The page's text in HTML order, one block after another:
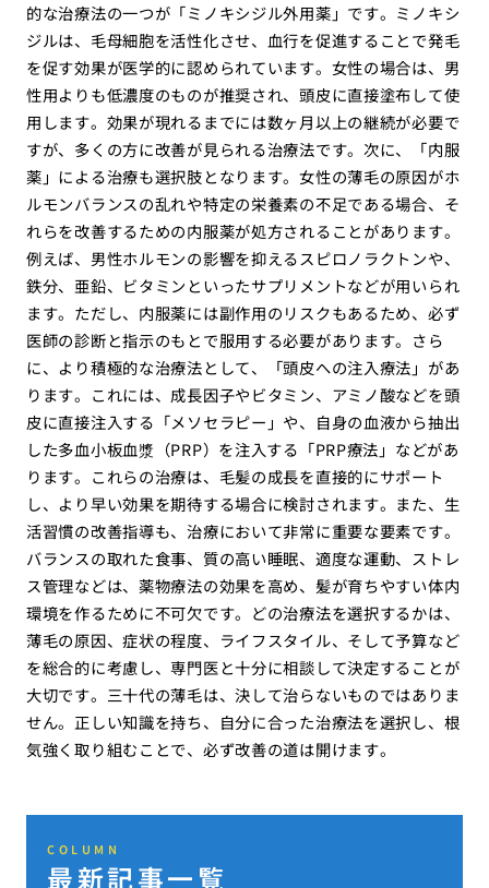
的な治療法の一つが「ミノキシジル外用薬」です。ミノキシ
ジルは、毛母細胞を活性化させ、血行を促進することで発毛
を促す効果が医学的に認められています。女性の場合は、男
性用よりも低濃度のものが推奨され、頭皮に直接塗布して使
用します。効果が現れるまでには数ヶ月以上の継続が必要で
すが、多くの方に改善が見られる治療法です。次に、「内服
薬」による治療も選択肢となります。女性の薄毛の原因がホ
ルモンバランスの乱れや特定の栄養素の不足である場合、そ
れらを改善するための内服薬が処方されることがあります。
例えば、男性ホルモンの影響を抑えるスピロノラクトンや、
鉄分、亜鉛、ビタミンといったサプリメントなどが用いられ
ます。ただし、内服薬には副作用のリスクもあるため、必ず
医師の診断と指示のもとで服用する必要があります。さら
に、より積極的な治療法として、「頭皮への注入療法」があ
ります。これには、成長因子やビタミン、アミノ酸などを頭
皮に直接注入する「メソセラピー」や、自身の血液から抽出
した多血小板血漿（PRP）を注入する「PRP療法」などがあ
ります。これらの治療は、毛髪の成長を直接的にサポート
し、より早い効果を期待する場合に検討されます。また、生
活習慣の改善指導も、治療において非常に重要な要素です。
バランスの取れた食事、質の高い睡眠、適度な運動、ストレ
ス管理などは、薬物療法の効果を高め、髪が育ちやすい体内
環境を作るために不可欠です。どの治療法を選択するかは、
薄毛の原因、症状の程度、ライフスタイル、そして予算など
を総合的に考慮し、専門医と十分に相談して決定することが
大切です。三十代の薄毛は、決して治らないものではありま
せん。正しい知識を持ち、自分に合った治療法を選択し、根
気強く取り組むことで、必ず改善の道は開けます。
COLUMN
最新記事一覧